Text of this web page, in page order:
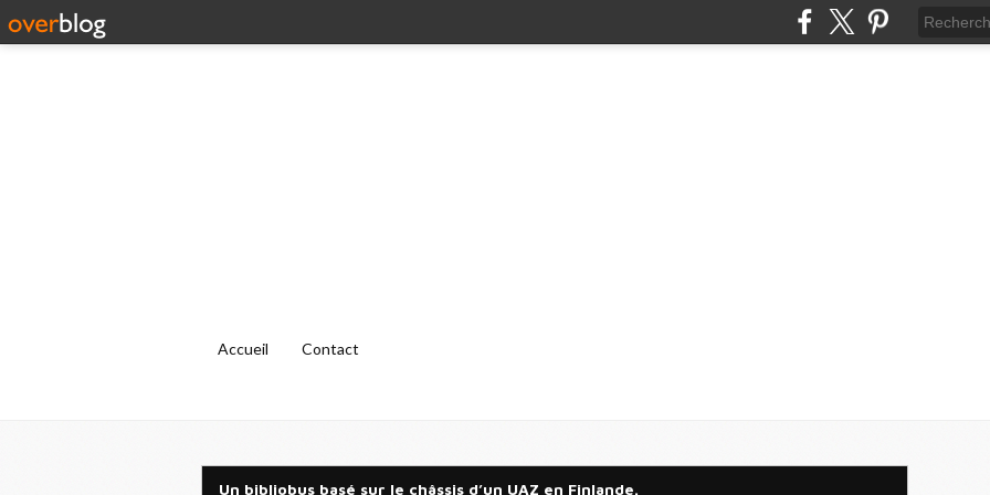
Accueil Contact
Un bibliobus basé sur le châssis d’un UAZ en Finlande.